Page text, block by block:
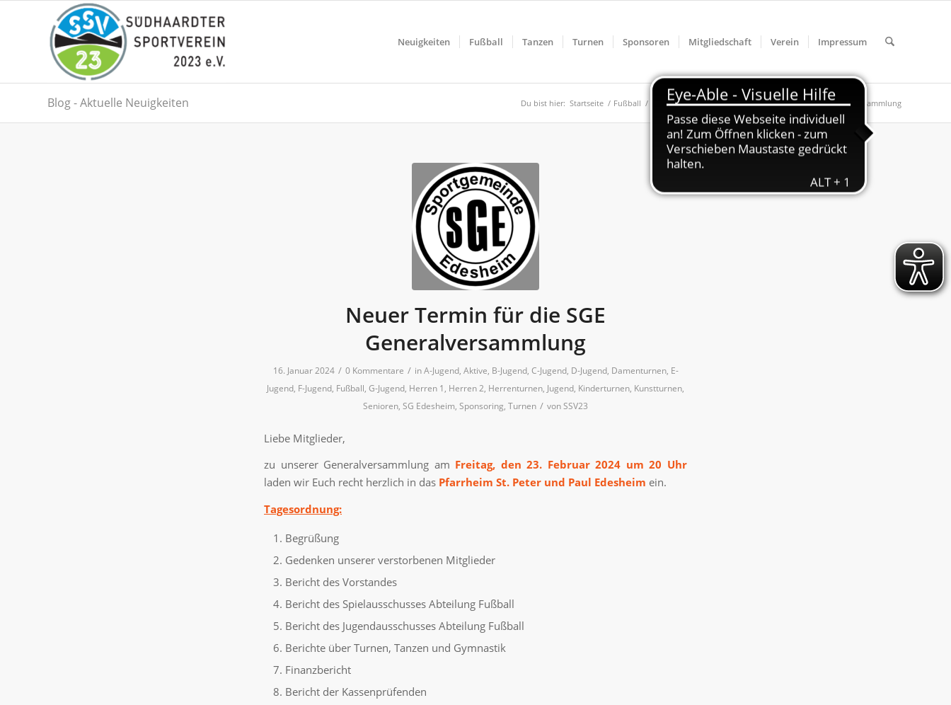
Neuigkeiten Fußball Tanzen Turnen Sponsoren Mitgliedschaft Verein Impressum
Blog - Aktuelle Neuigkeiten Du bist hier: Startseite / Fußball / Jugend / A-Jugend / Neuer Termin für die SGE Generalversammlung
Neuer Termin für die SGE
Generalversammlung
16. Januar 2024 / 0 Kommentare / inA-Jugend, Aktive, B-Jugend, C-Jugend, D-Jugend, Damenturnen, E-
Jugend, F-Jugend, Fußball, G-Jugend, Herren 1 , Herren 2, Herrenturnen, Jugend, Kinderturnen, Kunstturnen,
Senioren, SG Edesheim, Sponsoring, Turnen / vonSSV23
Liebe Mitglieder,
zu unserer Generalversammlung am Freitag, den 23. Februar 2024 um 20 Uhr
laden wir Euch recht herzlich in das Pfarrheim St. Peter und Paul Edesheim ein.
Tagesordnung:
Begrüßung
Gedenken unserer verstorbenen Mitglieder
Bericht des Vorstandes
Bericht des Spielausschusses Abteilung Fußball
Bericht des Jugendausschusses Abteilung Fußball
Berichte über Turnen, Tanzen und Gymnastik
Finanzbericht
Bericht der Kassenprüfenden